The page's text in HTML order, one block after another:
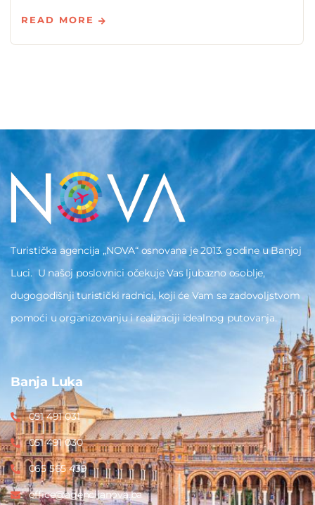
READ MORE
Turistička agencija „NOVA“ osnovana je 2013. godine u Banjoj
Luci. U našoj poslovnici očekuje Vas ljubazno osoblje,
dugogodišnji turistički radnici, koji će Vam sa zadovoljstvom
pomoći u organizovanju i realizaciji idealnog putovanja.
Banja Luka
051 491 031
051 491 030
065 565 439
office@agencijanova.ba